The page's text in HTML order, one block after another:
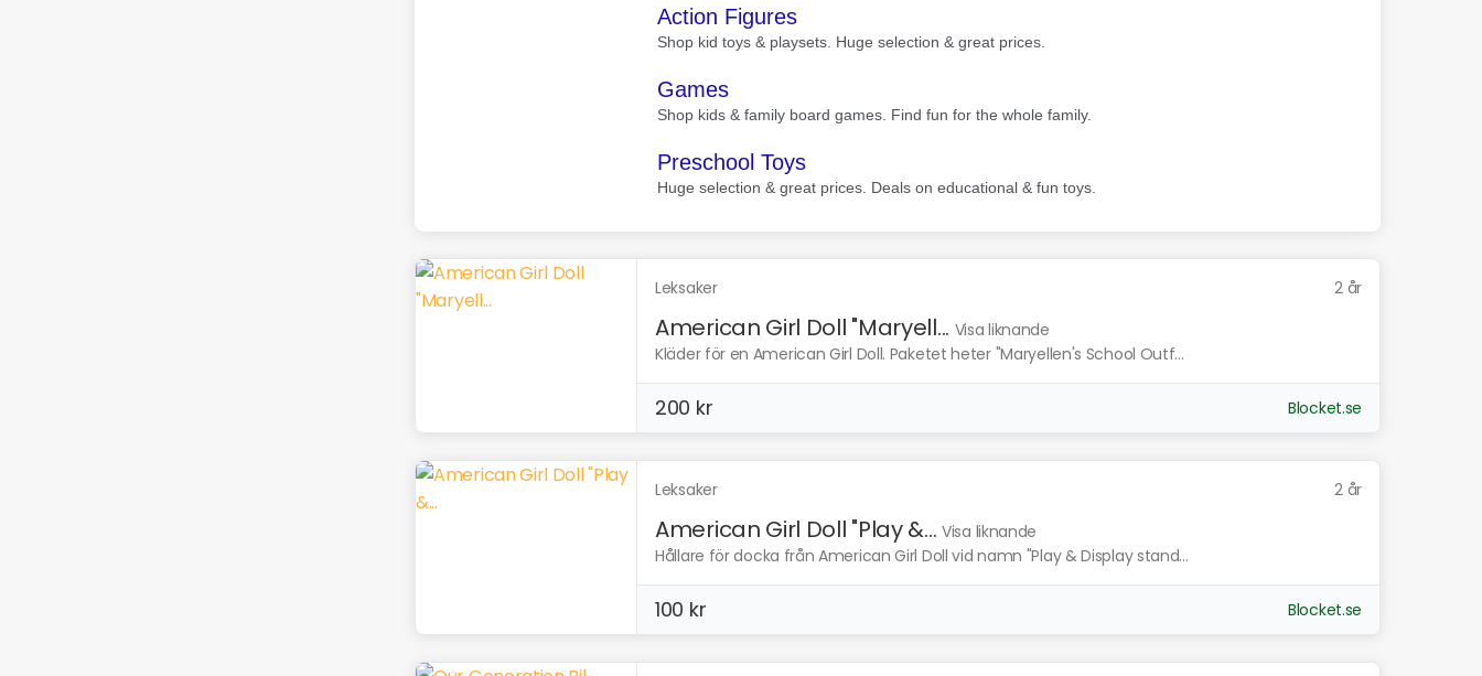
Leksaker 2 år
American Girl Doll "Maryell... Visa liknande
Kläder för en American Girl Doll. Paketet heter "Maryellen's School Outf...
200 kr Blocket.se
Leksaker 2 år
American Girl Doll "Play &... Visa liknande
Hållare för docka från American Girl Doll vid namn "Play & Display stand...
100 kr Blocket.se